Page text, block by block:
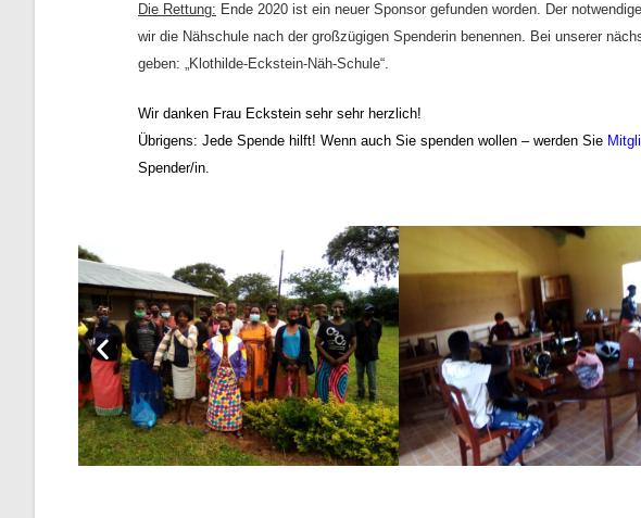
Die Rettung: Ende 2020 ist ein neuer Sponsor gefunden worden. Der
wir die Nähschule nach der großzügigen Spenderin benennen. Bei unserer n
geben: „Klothilde-Eckstein-Näh-Schule“.
Wir danken Frau Eckstein sehr sehr herzlich!
Übrigens: Jede Spende hilft! Wenn auch Sie spenden wollen – werden Sie
Spender/in.